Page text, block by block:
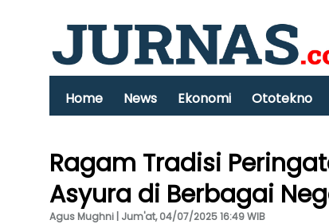
Home News Ekonomi Ototekno
Ragam Tradisi
Asyura di Berbagai
Agus Mughni | Jum'at, 04/07/2025 16:49 WIB